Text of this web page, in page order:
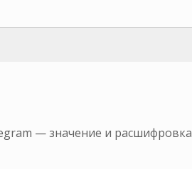
— значение и расшифровка